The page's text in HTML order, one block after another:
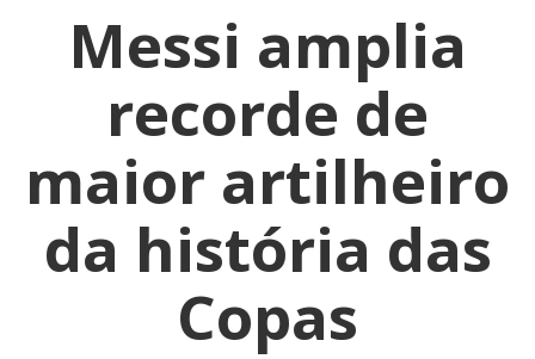
Messi amplia
recorde de
maior artilheiro
da história das
Copas